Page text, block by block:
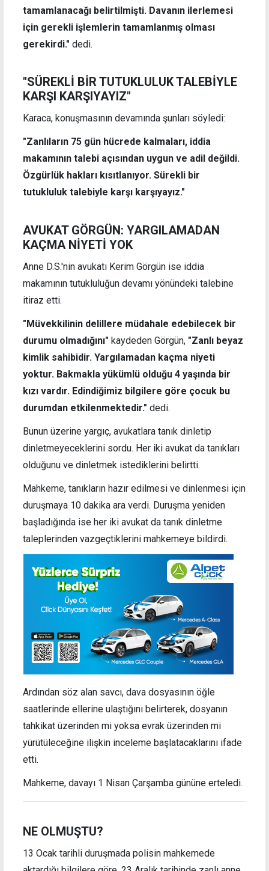
tamamlanacağı belirtilmişti. Davanın ilerlemesi
için gerekli işlemlerin tamamlanmış olması
gerekirdi." dedi.
"SÜREKLİ BİR TUTUKLULUK TALEBİYLE
KARŞI KARŞIYAYIZ"
Karaca, konuşmasının devamında şunları söyledi:
"Zanlıların 75 gün hücrede kalmaları, iddia
makamının talebi açısından uygun ve adil değildi.
Özgürlük hakları kısıtlanıyor. Sürekli bir
tutukluluk talebiyle karşı karşıyayız."
AVUKAT GÖRGÜN: YARGILAMADAN
KAÇMA NİYETİ YOK
Anne D.S.'nin avukatı Kerim Görgün ise iddia
makamının tutukluluğun devamı yönündeki talebine
itiraz etti.
"Müvekkilinin delillere müdahale edebilecek bir
durumu olmadığını" kaydeden Görgün, "Zanlı beyaz
kimlik sahibidir. Yargılamadan kaçma niyeti
yoktur. Bakmakla yükümlü olduğu 4 yaşında bir
kızı vardır. Edindiğimiz bilgilere göre çocuk bu
durumdan etkilenmektedir." dedi.
Bunun üzerine yargıç, avukatlara tanık dinletip
dinletmeyeceklerini sordu. Her iki avukat da tanıkları
olduğunu ve dinletmek istediklerini belirtti.
Mahkeme, tanıkların hazır edilmesi ve dinlenmesi için
duruşmaya 10 dakika ara verdi. Duruşma yeniden
başladığında ise her iki avukat da tanık dinletme
taleplerinden vazgeçtiklerini mahkemeye bildirdi.
Ardından söz alan savcı, dava dosyasının öğle
saatlerinde ellerine ulaştığını belirterek, dosyanın
tahkikat üzerinden mi yoksa evrak üzerinden mi
yürütüleceğine ilişkin inceleme başlatacaklarını ifade
etti.
Mahkeme, davayı 1 Nisan Çarşamba gününe erteledi.
NE OLMUŞTU?
13 Ocak tarihli duruşmada polisin mahkemede